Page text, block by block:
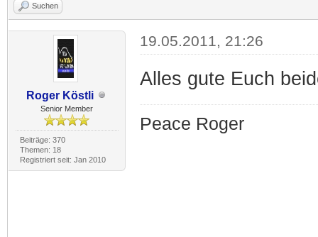
Suchen
Roger Köstli
Senior Member
Beiträge: 370
Themen: 18
Registriert seit: Jan 2010
19.05.2011, 21:26
Alles gute Euch
Peace Roger